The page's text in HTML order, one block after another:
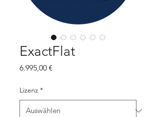
ExactFlat
6.995,00 €
Lizenz *